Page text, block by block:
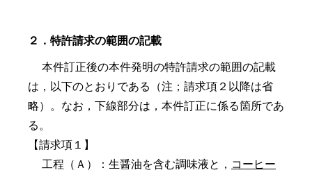
２．特許請求の範囲の記載
本件訂正後の本件発明の特許請求の範囲の記載
は，以下のとおりである（注；請求項２以降は省
略）。なお，下線部分は，本件訂正に係る箇所であ
る。
【請求項１】
工程（Ａ）：生醤油を含む調味液と， コーヒー